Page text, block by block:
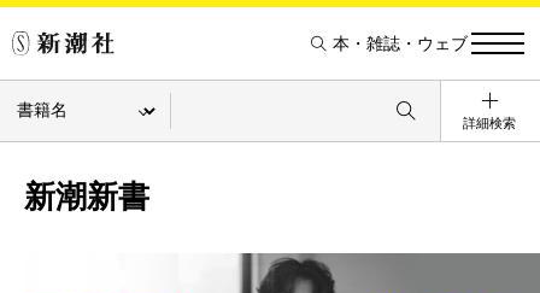
本・雑誌・ウェブ
詳細検索
新潮新書